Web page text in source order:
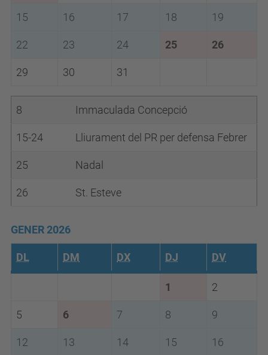
15 16 17 18 19
22 23 24 25 26
29 30 31
8 Immaculada Concepció
15-24 Lliurament del PR per defensa Febrer
25 Nadal
26 St. Esteve
GENER 2026
DL DM DX DJ DV
1 2
5 6 7 8 9
12 13 14 15 16